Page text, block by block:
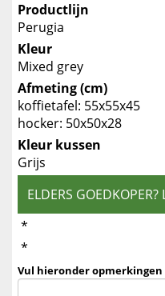
Productlijn
Perugia
Kleur
Mixed grey
Afmeting (cm)
koffietafel: 55x55x45
hocker: 50x50x28
Kleur kussen
Grijs
ELDERS
*
*
Vul hieronder